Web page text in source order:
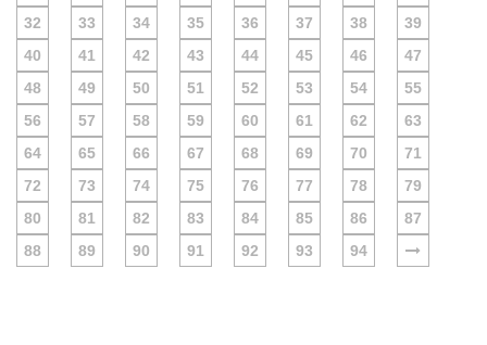
32
33 34 35 36 37 38
39
40
41 42 43 44 45 46
47
48
49 50 51 52 53 54
55
56
57 58 59 60 61 62
63
64
65 66 67 68 69 70
71
72
73 74 75 76 77 78
79
80
81 82 83 84 85 86
87
88
89 90 91 92 93 94